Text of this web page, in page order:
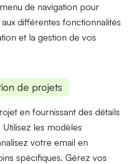
de navigation pour
différentes fonctionnalités
et la gestion de vos
de projets
en fournissant des détails
les modèles
votre email en
spécifiques. Gérez vos